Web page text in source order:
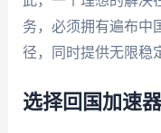
务，必须拥有遍布中
径，同时提供无限稳
选择回国加速